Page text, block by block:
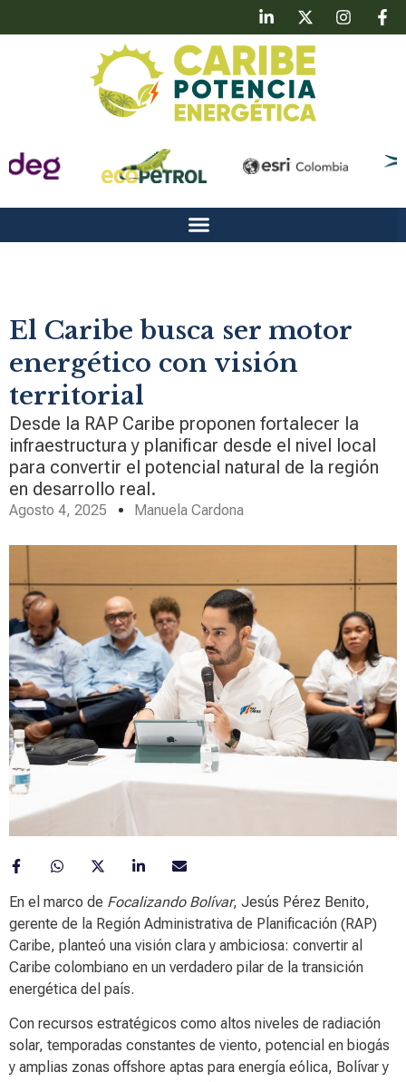
El Caribe busca ser motor
energético con visión
territorial
Desde la RAP Caribe proponen fortalecer la
infraestructura y planificar desde el nivel local
para convertir el potencial natural de la región
en desarrollo real.
Agosto 4, 2025 Manuela Cardona
En el marco de Focalizando Bolívar, Jesús Pérez Benito,
gerente de la Región Administrativa de Planificación (RAP)
Caribe, planteó una visión clara y ambiciosa: convertir al
Caribe colombiano en un verdadero pilar de la transición
energética del país.
Con recursos estratégicos como altos niveles de radiación
solar, temporadas constantes de viento, potencial en biogás
y amplias zonas offshore aptas para energía eólica, Bolívar y